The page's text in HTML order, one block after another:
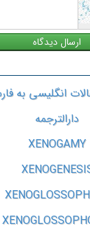
انگلیسی به
دارالترجمه
XENOGAMY